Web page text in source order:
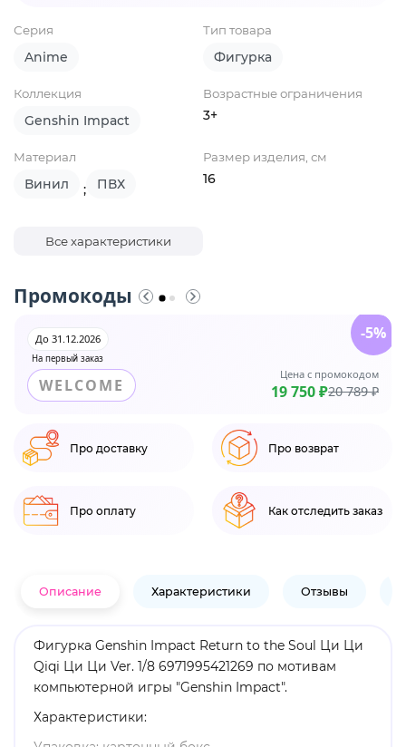
Серия
Anime
Тип товара
Фигурка
Коллекция
Genshin Impact
Возрастные ограничения
3+
Материал
Винил ; ПВХ
Размер изделия, см
16
Все характеристики
Промокоды
На первый заказ
До 31.12.2026
WELCOME
Цена с промокодом
19 750 ₽20 789 ₽
-5%
Про доставку Про возврат
Про оплату Как отследить заказ
Описание Характеристики Отзывы
Фигурка Genshin Impact Return to the Soul Ци Ци
Qiqi Ци Ци Ver. 1/8 6971995421269 по мотивам
компьютерной игры "Genshin Impact".
Характеристики: